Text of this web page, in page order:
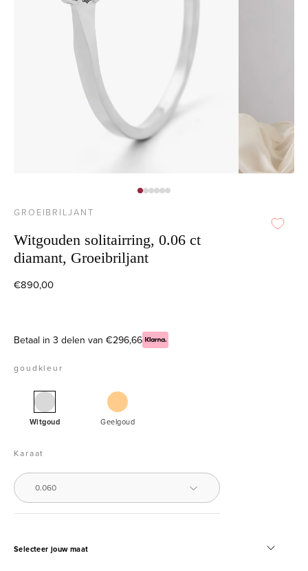
GROEIBRILJANT
Witgouden solitairring, 0.06 ct
diamant, Groeibriljant
€890,00
Betaal in 3 delen van €296,66
goudkleur
Witgouden
solitairring,
Groeibriljant
Witgoud
Geelgouden
Geelgoud
Karaat
0.060
Selecteer jouw maat